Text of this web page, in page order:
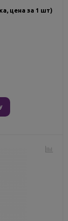
цена за 1 шт)